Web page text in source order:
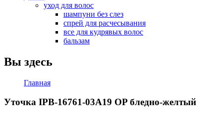
уход для волос
шампуни без слез
спрей для расчесывания
все для кудрявых волос
бальзам
Вы здесь
Главная
Уточка IPB-16761-03A19 OP бледно-желтый